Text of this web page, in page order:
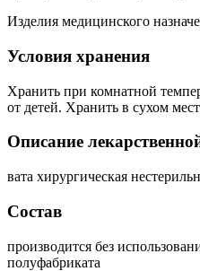
Изделия медицинского
Условия хранения
Хранить при комнатной
от детей. Хранить в сухом
Описание
вата хирургическая
Состав
производится без
полуфабриката